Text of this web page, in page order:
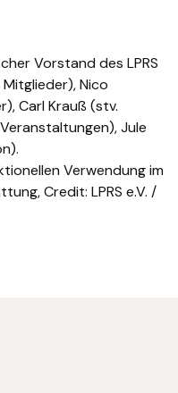
Vorstand des LPRS
Mitglieder), Nico
Carl Krauß (stv.
Jule
Verwendung im
Credit: LPRS e.V. /